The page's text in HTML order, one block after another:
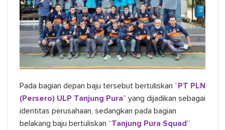
Pada bagian depan baju tersebut bertuliskan “PT PLN
(Persero) ULP Tanjung Pura” yang dijadikan sebagai
identitas perusahaan, sedangkan pada bagian
belakang baju bertuliskan “Tanjung Pura Squad”